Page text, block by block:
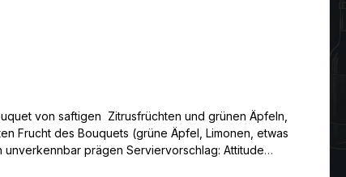
von saftigen Zitrusfrüchten und grünen Äpfeln,
Frucht des Bouquets (grüne Äpfel, Limonen, etwas
prägen Serviervorschlag: Attitude
- oder auch einfach so! Serviertemperatur: 8.00